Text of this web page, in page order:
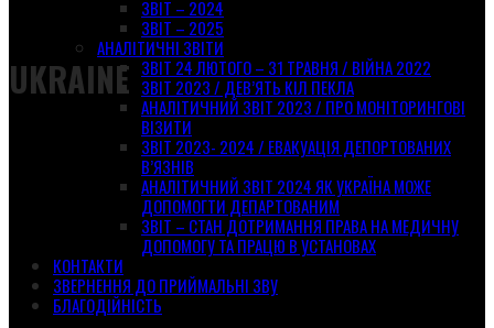
UKRAINE
ЗВІТ – 2024
ЗВІТ – 2025
АНАЛІТИЧНІ ЗВІТИ
ЗВІТ 24 ЛЮТОГО – 31 ТРАВНЯ / ВІЙНА 2022
ЗВІТ 2023 / ДЕВ’ЯТЬ КІЛ ПЕКЛА
АНАЛІТИЧНИЙ ЗВІТ 2023 / ПРО МОНІТОРИНГОВІ
ВІЗИТИ
ЗВІТ 2023- 2024 / ЕВАКУАЦІЯ ДЕПОРТОВАНИХ
В’ЯЗНІВ
АНАЛІТИЧНИЙ ЗВІТ 2024 ЯК УКРАЇНА МОЖЕ
ДОПОМОГТИ ДЕПАРТОВАНИМ
ЗВІТ – СТАН ДОТРИМАННЯ ПРАВА НА МЕДИЧНУ
ДОПОМОГУ ТА ПРАЦЮ В УСТАНОВАХ
КОНТАКТИ
ЗВЕРНЕННЯ ДО ПРИЙМАЛЬНІ ЗВУ
БЛАГОДІЙНІСТЬ